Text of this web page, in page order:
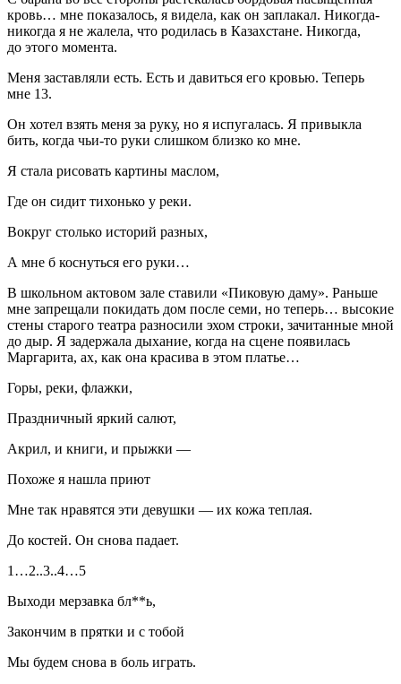
кровь… мне показалось, я видела, как он заплакал. Никогда-
никогда я не жалела, что родилась в Казахстане. Никогда,
до этого момента.
Меня заставляли есть. Есть и давиться его кровью. Теперь
мне 13.
Он хотел взять меня за руку, но я испугалась. Я привыкла
бить, когда чьи-то руки слишком близко ко мне.
Я стала рисовать картины маслом,
Где он сидит тихонько у реки.
Вокруг столько историй разных,
А мне б коснуться его руки…
В школьном актовом зале ставили «Пиковую даму». Раньше
мне запрещали покидать дом после семи, но теперь… высокие
стены старого театра разносили эхом строки, зачитанные мной
до дыр. Я задержала дыхание, когда на сцене появилась
Маргарита, ах, как она красива в этом платье…
Горы, реки, флажки,
Праздничный яркий салют,
Акрил, и книги, и прыжки —
Похоже я нашла приют
Мне так нравятся эти девушки — их кожа теплая.
До костей. Он снова падает.
1…2..3..4…5
Выходи мерзавка бл**ь,
Закончим в прятки и с тобой
Мы будем снова в боль играть.